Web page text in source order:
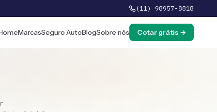
(11) 98957-8818
MarcasSeguro AutoBlogSobre nós Cotar grátis →